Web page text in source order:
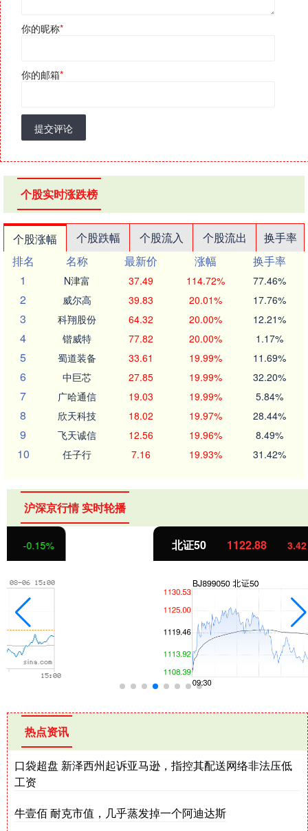
你的昵称*
你的邮箱*
提交评论
个股实时涨跌榜
个股涨幅 个股跌幅 个股流入 个股流出
换手率
排名
名称 最新价 涨幅
换手率
1
N津富 37.49 114.72% 77.46%
2 威尔高 39.83 20.01% 17.76%
3 科翔股份 64.32 20.00% 12.21%
4 锴威特 77.82 20.00% 1.17%
5 蜀道装备 33.61 19.99% 11.69%
6 中巨芯 27.85 19.99% 32.20%
7 广哈通信 19.03 19.99% 5.84%
8 欣天科技 18.02 19.97% 28.44%
9 飞天诚信 12.56 19.96% 8.49%
10 任子行 7.16 19.93% 31.42%
沪深京行情 实时轮播
3.42 0.30%
热点资讯
口袋超盘 新泽西州起诉亚马逊，指控其配送网络非法压低
工资
牛壹佰 耐克市值，几乎蒸发掉一个阿迪达斯